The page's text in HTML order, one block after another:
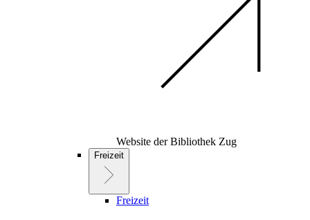
Website der Bibliothek Zug
Freizeit
Freizeit